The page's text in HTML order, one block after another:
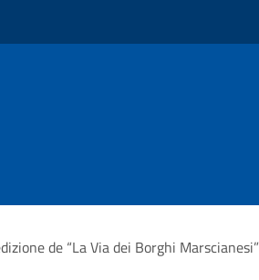
de “La Via dei Borghi Marscianesi”